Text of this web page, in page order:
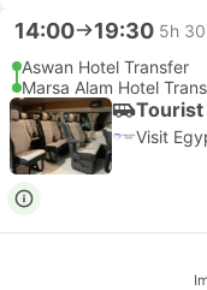
14:00 19:30 5h
Aswan Hotel Transfer
Marsa Alam Hotel
Tourist
Visit